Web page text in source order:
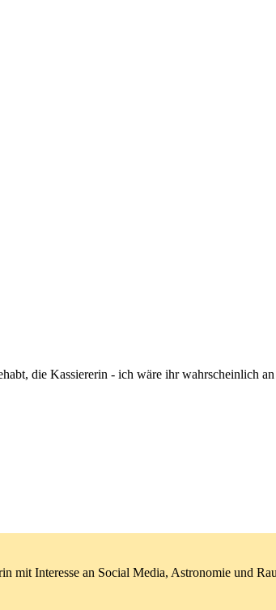
die Kassiererin - ich wäre ihr wahrscheinlich
mit Interesse an Social Media, Astronomie und